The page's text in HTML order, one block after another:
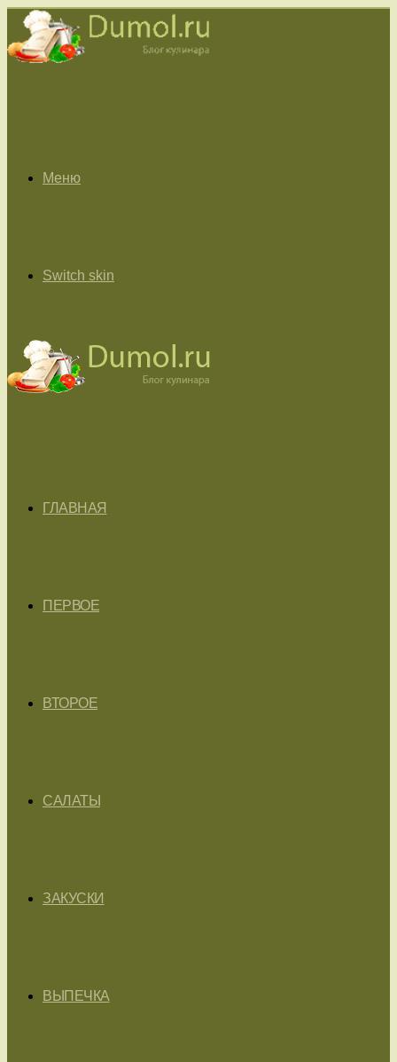
Меню
Switch skin
ГЛАВНАЯ
ПЕРВОЕ
ВТОРОЕ
САЛАТЫ
ЗАКУСКИ
ВЫПЕЧКА